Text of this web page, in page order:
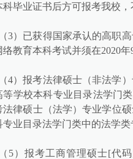
科毕业证书后方可报考我校，
（3）已获得国家承认的高职
络教育本科考试并须在2020
（4）报考法律硕士（非法学
等学校本科专业目录法学门
法律硕士（法学）专业学位
专业目录法学门类中的法学
（5）报考工商管理硕士[代